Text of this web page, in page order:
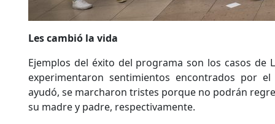
Les cambió la vida
Ejemplos del éxito del programa son los casos de
experimentaron sentimientos encontrados por
ayudó, se marcharon tristes porque no podrán
su madre y padre, respectivamente.